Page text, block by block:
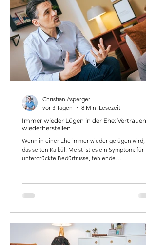
Immer wieder Lügen in der Ehe: Vertrauen
wiederherstellen
Wenn in einer Ehe immer wieder gelügen wird, ist
das selten Kalkül. Meist ist es ein Symptom: für
unterdrückte Bedürfnisse, fehlende
Praxis, was hinter notorischem Lügen steckt – und
was Vertrauen wirklich wiederherstellt.
Christian Asperger
vor 3 Tagen
8 Min. Lesezeit